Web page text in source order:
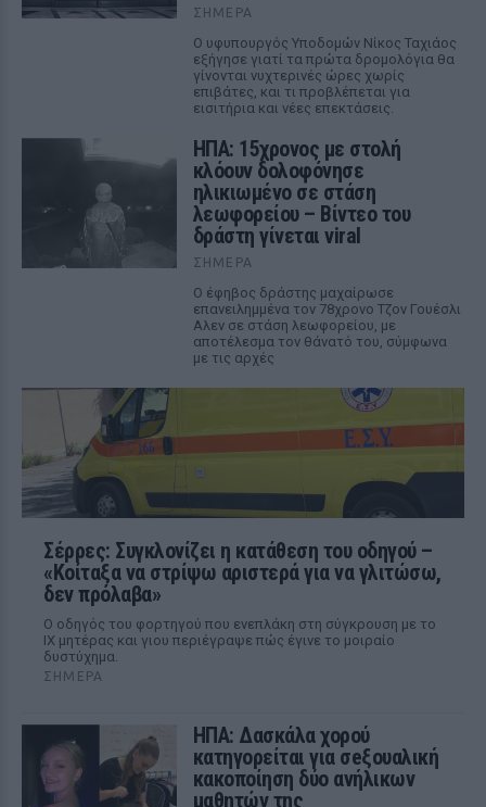
ΣΉΜΕΡΑ
Ο υφυπουργός Υποδομών Νίκος Ταχιάος
εξήγησε γιατί τα πρώτα δρομολόγια θα
γίνονται νυχτερινές ώρες χωρίς
επιβάτες, και τι προβλέπεται για
εισιτήρια και νέες επεκτάσεις.
ΗΠΑ: 15χρονος με στολή
κλόουν δολοφόνησε
ηλικιωμένο σε στάση
λεωφορείου – Βίντεο του
δράστη γίνεται viral
ΣΉΜΕΡΑ
Ο έφηβος δράστης μαχαίρωσε
επανειλημμένα τον 78χρονο Τζον Γουέσλι
Αλεν σε στάση λεωφορείου, με
αποτέλεσμα τον θάνατό του, σύμφωνα
με τις αρχές
Σέρρες: Συγκλονίζει η κατάθεση του οδηγού –
«Κοίταξα να στρίψω αριστερά για να γλιτώσω,
δεν πρόλαβα»
Ο οδηγός του φορτηγού που ενεπλάκη στη σύγκρουση με το
ΙΧ μητέρας και γιου περιέγραψε πώς έγινε το μοιραίο
δυστύχημα.
ΣΉΜΕΡΑ
ΗΠΑ: Δασκάλα χορού
κατηγορείται για σeξουαλική
κακοποίηση δύο ανήλικων
μαθητών της